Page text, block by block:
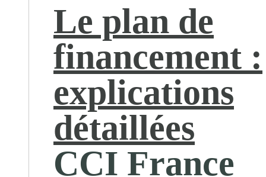
Le plan de
financement :
explications
détaillées
CCI France